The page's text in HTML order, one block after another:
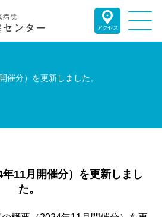
アクセス
催分）を更新しました。
11月開催分）を更新しまし
た。